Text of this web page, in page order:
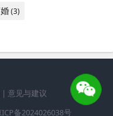
(3)
意见与建议
备2024026038号